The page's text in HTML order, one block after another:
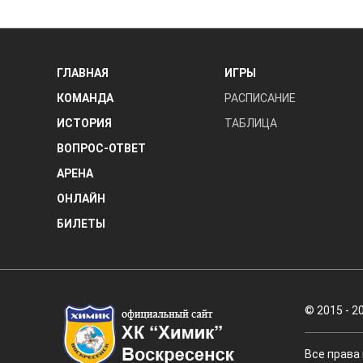
ГЛАВНАЯ
КОМАНДА
ИСТОРИЯ
ВОПРОС-ОТВЕТ
АРЕНА
ОНЛАЙН
БИЛЕТЫ
ИГРЫ
РАСПИСАНИЕ
ТАБЛИЦА
© 2015 -
Все